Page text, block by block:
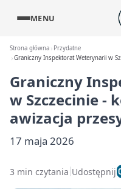
MENU
Strona główna
Przydatne
Graniczny Inspektorat Weterynarii w
Graniczny
w Szczecinie -
awizacja
17 maja 2026
3 min czytania Udostępnij